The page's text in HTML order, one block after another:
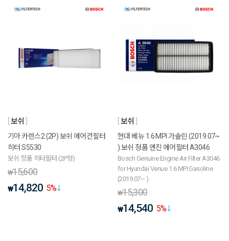
보쉬
기아 카렌스2 (2P) 보쉬 에어컨필터
히터 S5530
보쉬 정품 히터필터 (2P형)
₩15,600
₩14,820 5%
보쉬
현대 베뉴 1.6 MPI 가솔린 (2019.07~
) 보쉬 정품 엔진 에어필터 A3046
Bosch Genuine Engine Air Filter A3046
for Hyundai Venue 1.6 MPI Gasoline
(2019.07~ )
₩15,300
₩14,540 5%